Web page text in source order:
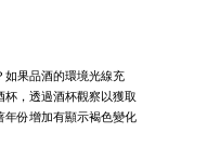
如果品酒的環境光線充
杯，透過酒杯觀察以獲取
年份增加有顯示褐色變化